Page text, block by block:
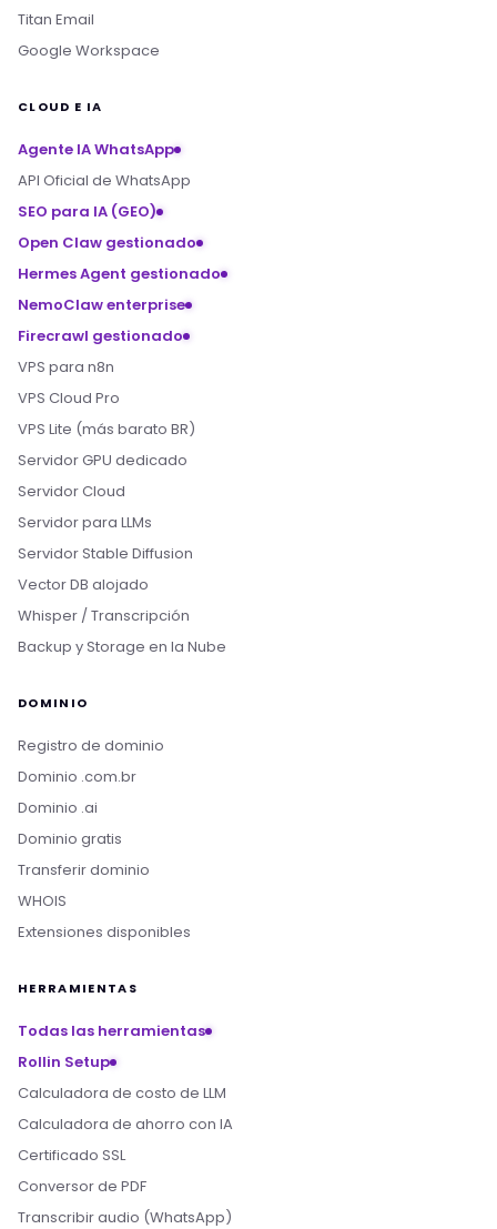
Titan Email
Google Workspace
CLOUD E IA
Agente IA WhatsApp
API Oficial de WhatsApp
SEO para IA (GEO)
Open Claw gestionado
Hermes Agent gestionado
NemoClaw enterprise
Firecrawl gestionado
VPS para n8n
VPS Cloud Pro
VPS Lite (más barato BR)
Servidor GPU dedicado
Servidor Cloud
Servidor para LLMs
Servidor Stable Diffusion
Vector DB alojado
Whisper / Transcripción
Backup y Storage en la Nube
DOMINIO
Registro de dominio
Dominio .com.br
Dominio .ai
Dominio gratis
Transferir dominio
WHOIS
Extensiones disponibles
HERRAMIENTAS
Todas las herramientas
Rollin Setup
Calculadora de costo de LLM
Calculadora de ahorro con IA
Certificado SSL
Conversor de PDF
Transcribir audio (WhatsApp)